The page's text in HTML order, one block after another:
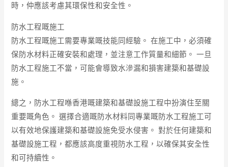
時，仲應該考慮其環保性和安全性。
防水工程嘅施工
防水工程嘅施工需要專業嘅技能同經驗。 在施工中，必須確
保防水材料正確安裝和處理，並注意工作質量和細節。 一旦
防水工程施工不當，可能會導致水滲漏和損害建築和基礎設
施。
總之，防水工程喺香港嘅建築和基礎設施工程中扮演住至關
重要嘅角色。 選擇合適嘅防水材料同專業嘅防水工程施工可
以有效地保護建築和基礎設施免受水侵害。 對於任何建築和
基礎設施工程，都應該高度重視防水工程，以確保其安全性
和可持續性。